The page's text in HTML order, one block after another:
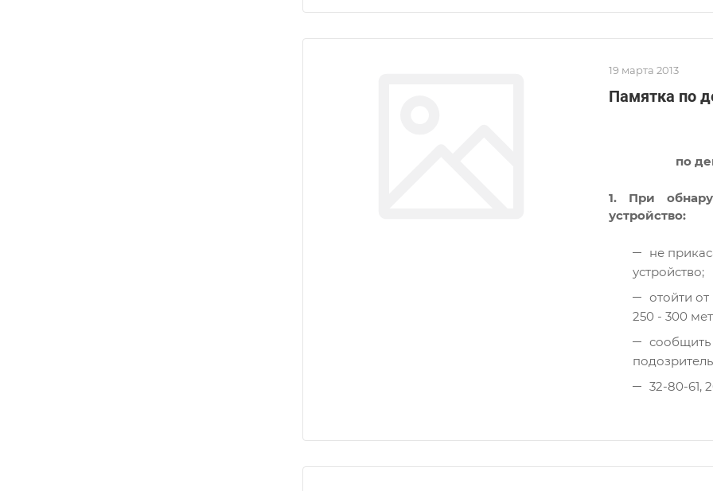
19 марта 2013
Памятка по
по
1. При
устройство:
не
устройство;
отойти
250 - 300
сообщить
32-80-61,